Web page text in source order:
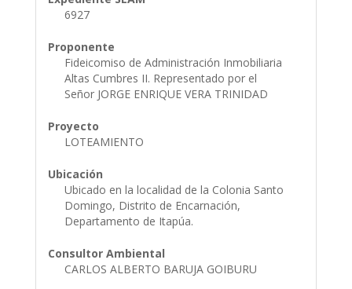
6927
Proponente
Fideicomiso de Administración Inmobiliaria
Altas Cumbres II. Representado por el
Señor JORGE ENRIQUE VERA TRINIDAD
Proyecto
LOTEAMIENTO
Ubicación
Ubicado en la localidad de la Colonia Santo
Domingo, Distrito de Encarnación,
Departamento de Itapúa.
Consultor Ambiental
CARLOS ALBERTO BARUJA GOIBURU